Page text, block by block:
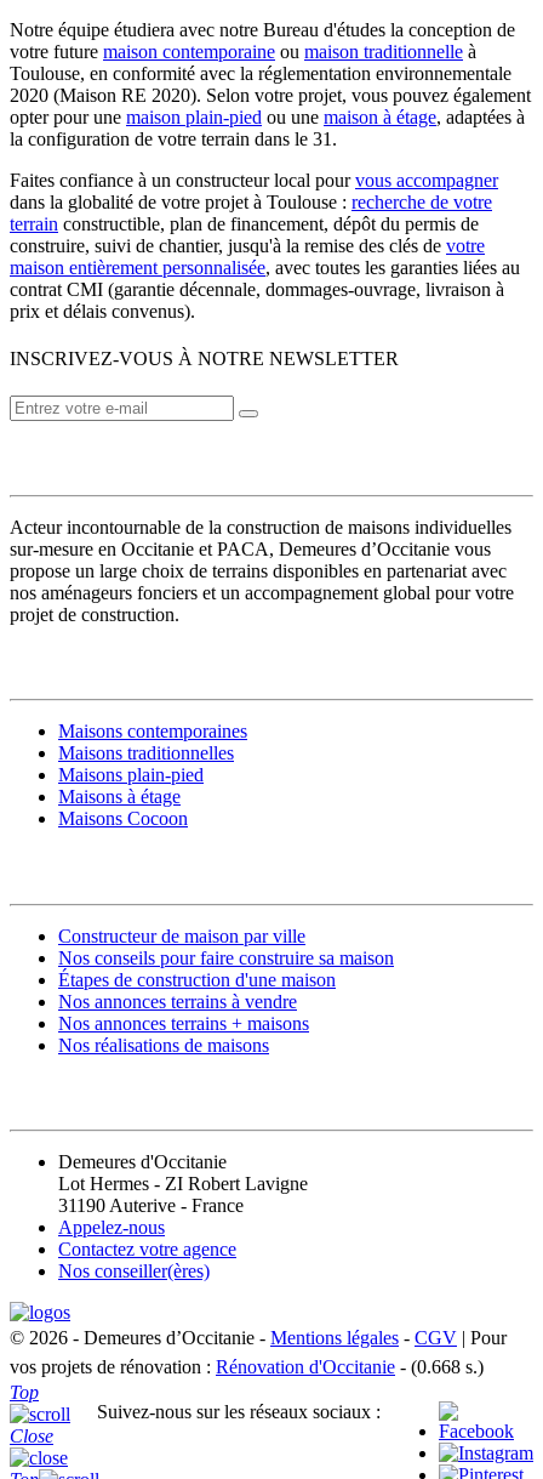
Notre équipe étudiera avec notre Bureau d'études la conception de
votre future maison contemporaine ou maison traditionnelle à
Toulouse, en conformité avec la réglementation environnementale
2020 (Maison RE 2020). Selon votre projet, vous pouvez également
opter pour une maison plain-pied ou une maison à étage, adaptées à
la configuration de votre terrain dans le 31.
Faites confiance à un constructeur local pourvous accompagner
dans la globalité de votre projet à Toulouse : recherche de votre
terrain constructible, plan de financement, dépôt du permis de
construire, suivi de chantier, jusqu'à la remise des clés de votre
maison entièrement personnalisée, avec toutes les garanties liées au
contrat CMI (garantie décennale, dommages-ouvrage, livraison à
prix et délais convenus).
INSCRIVEZ-VOUS À NOTRE NEWSLETTER
Acteur incontournable de la construction de maisons individuelles
sur-mesure en Occitanie et PACA, Demeures d’Occitanie vous
propose un large choix de terrains disponibles en partenariat avec
nos aménageurs fonciers et un accompagnement global pour votre
projet de construction.
Maisons contemporaines
Maisons traditionnelles
Maisons plain-pied
Maisons à étage
Maisons Cocoon
Constructeur de maison par ville
Nos conseils pour faire construire sa maison
Étapes de construction d'une maison
Nos annonces terrains à vendre
Nos annonces terrains + maisons
Nos réalisations de maisons
Demeures d'Occitanie
Lot Hermes - ZI Robert Lavigne
31190 Auterive - France
Appelez-nous
Contactez votre agence
Nos conseiller(ères)
© 2026 - Demeures d’Occitanie - Mentions légales - CGV | Pour
vos projets de rénovation : Rénovation d'Occitanie - (0.668 s.)
Suivez-nous sur les réseaux sociaux :
Top
Close